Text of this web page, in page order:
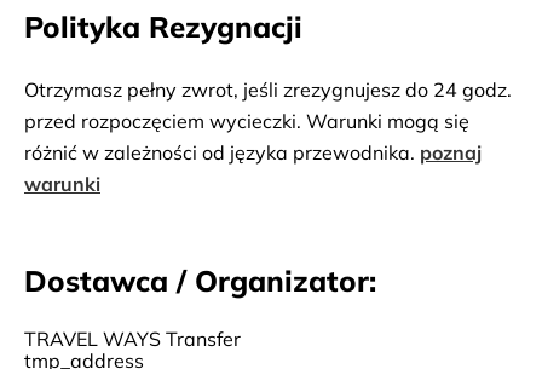
Polityka Rezygnacji
Otrzymasz pełny zwrot, jeśli zrezygnujesz do 24 godz.
przed rozpoczęciem wycieczki. Warunki mogą się
różnić w zależności od języka przewodnika. poznaj
warunki
Dostawca / Organizator:
TRAVEL WAYS Transfer
tmp_address